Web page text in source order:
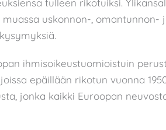
tulleen rikotuiksi.
uskonnon-, omantunnon-
ihmisoikeustuomioistuin
epäillään rikotun vuonna
jonka kaikki Euroopan